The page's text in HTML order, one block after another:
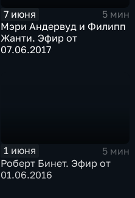
7 июня
5 мин
Мэри Андервуд и Филипп
Жанти. Эфир от
07.06.2017
1 июня
5 мин
Роберт Бинет. Эфир от
01.06.2016